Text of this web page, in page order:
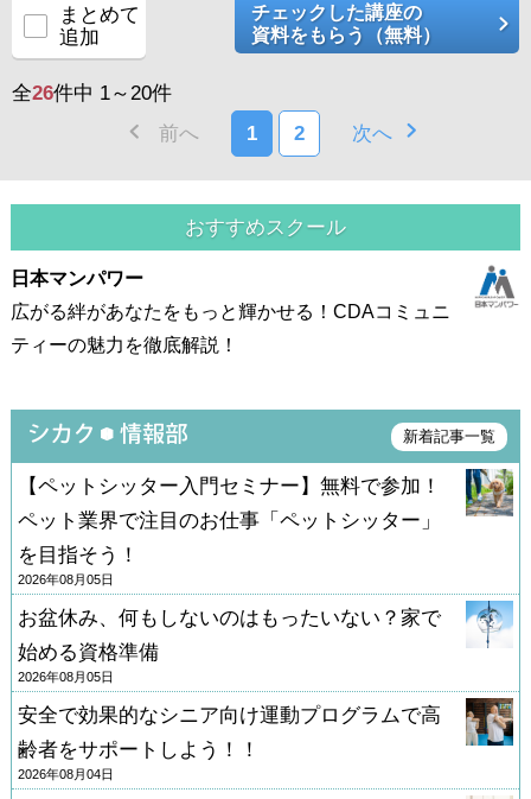
▼オンライン開催
・全国にお住まいの方対象
8月11日（火）16:30-18:30
8月15日（土）16:30-18:30
8月19日（水）13:30-15:30 ...
まとめて
追加
チェックした講座の
資料をもらう（無料）
全26件中 1～20件
前へ
1 2 次へ
おすすめスクール
日本マンパワー
広がる絆があなたをもっと輝かせる！CDAコミュニ
ティーの魅力を徹底解説！
新着記事一覧
【ペットシッター入門セミナー】無料で参加！
ペット業界で注目のお仕事「ペットシッター」
を目指そう！
2026年08月05日
お盆休み、何もしないのはもったいない？家で
始める資格準備
2026年08月05日
安全で効果的なシニア向け運動プログラムで高
齢者をサポートしよう！！
2026年08月04日